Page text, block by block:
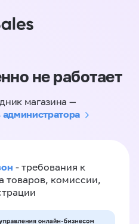
не работает
магазина —
администратора
- требования к
товаров, комиссии,